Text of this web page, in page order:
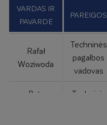
VARDAS IR
PAVARDĖ
PAREIGOS
Rafał
Woziwoda
Techninės
pagalbos
vadovas
Petr
Techninis